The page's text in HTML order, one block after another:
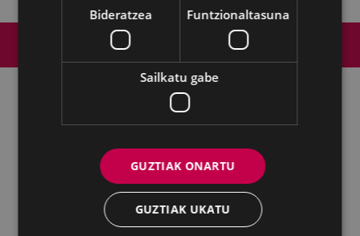
Udalaren sare sozial guztiak
Kultura - Untzaga plaza, 1 | 20600 Eibar
943 70 84 39 / 943 70 84 00 (Pegora)
| Faxa: 943 70 84
16
kultura@eibar.eus pegora@eibar.eus
Bideratzea Funtzionaltasuna
Sailkatu gabe
GUZTIAK ONARTU
GUZTIAK UKATU